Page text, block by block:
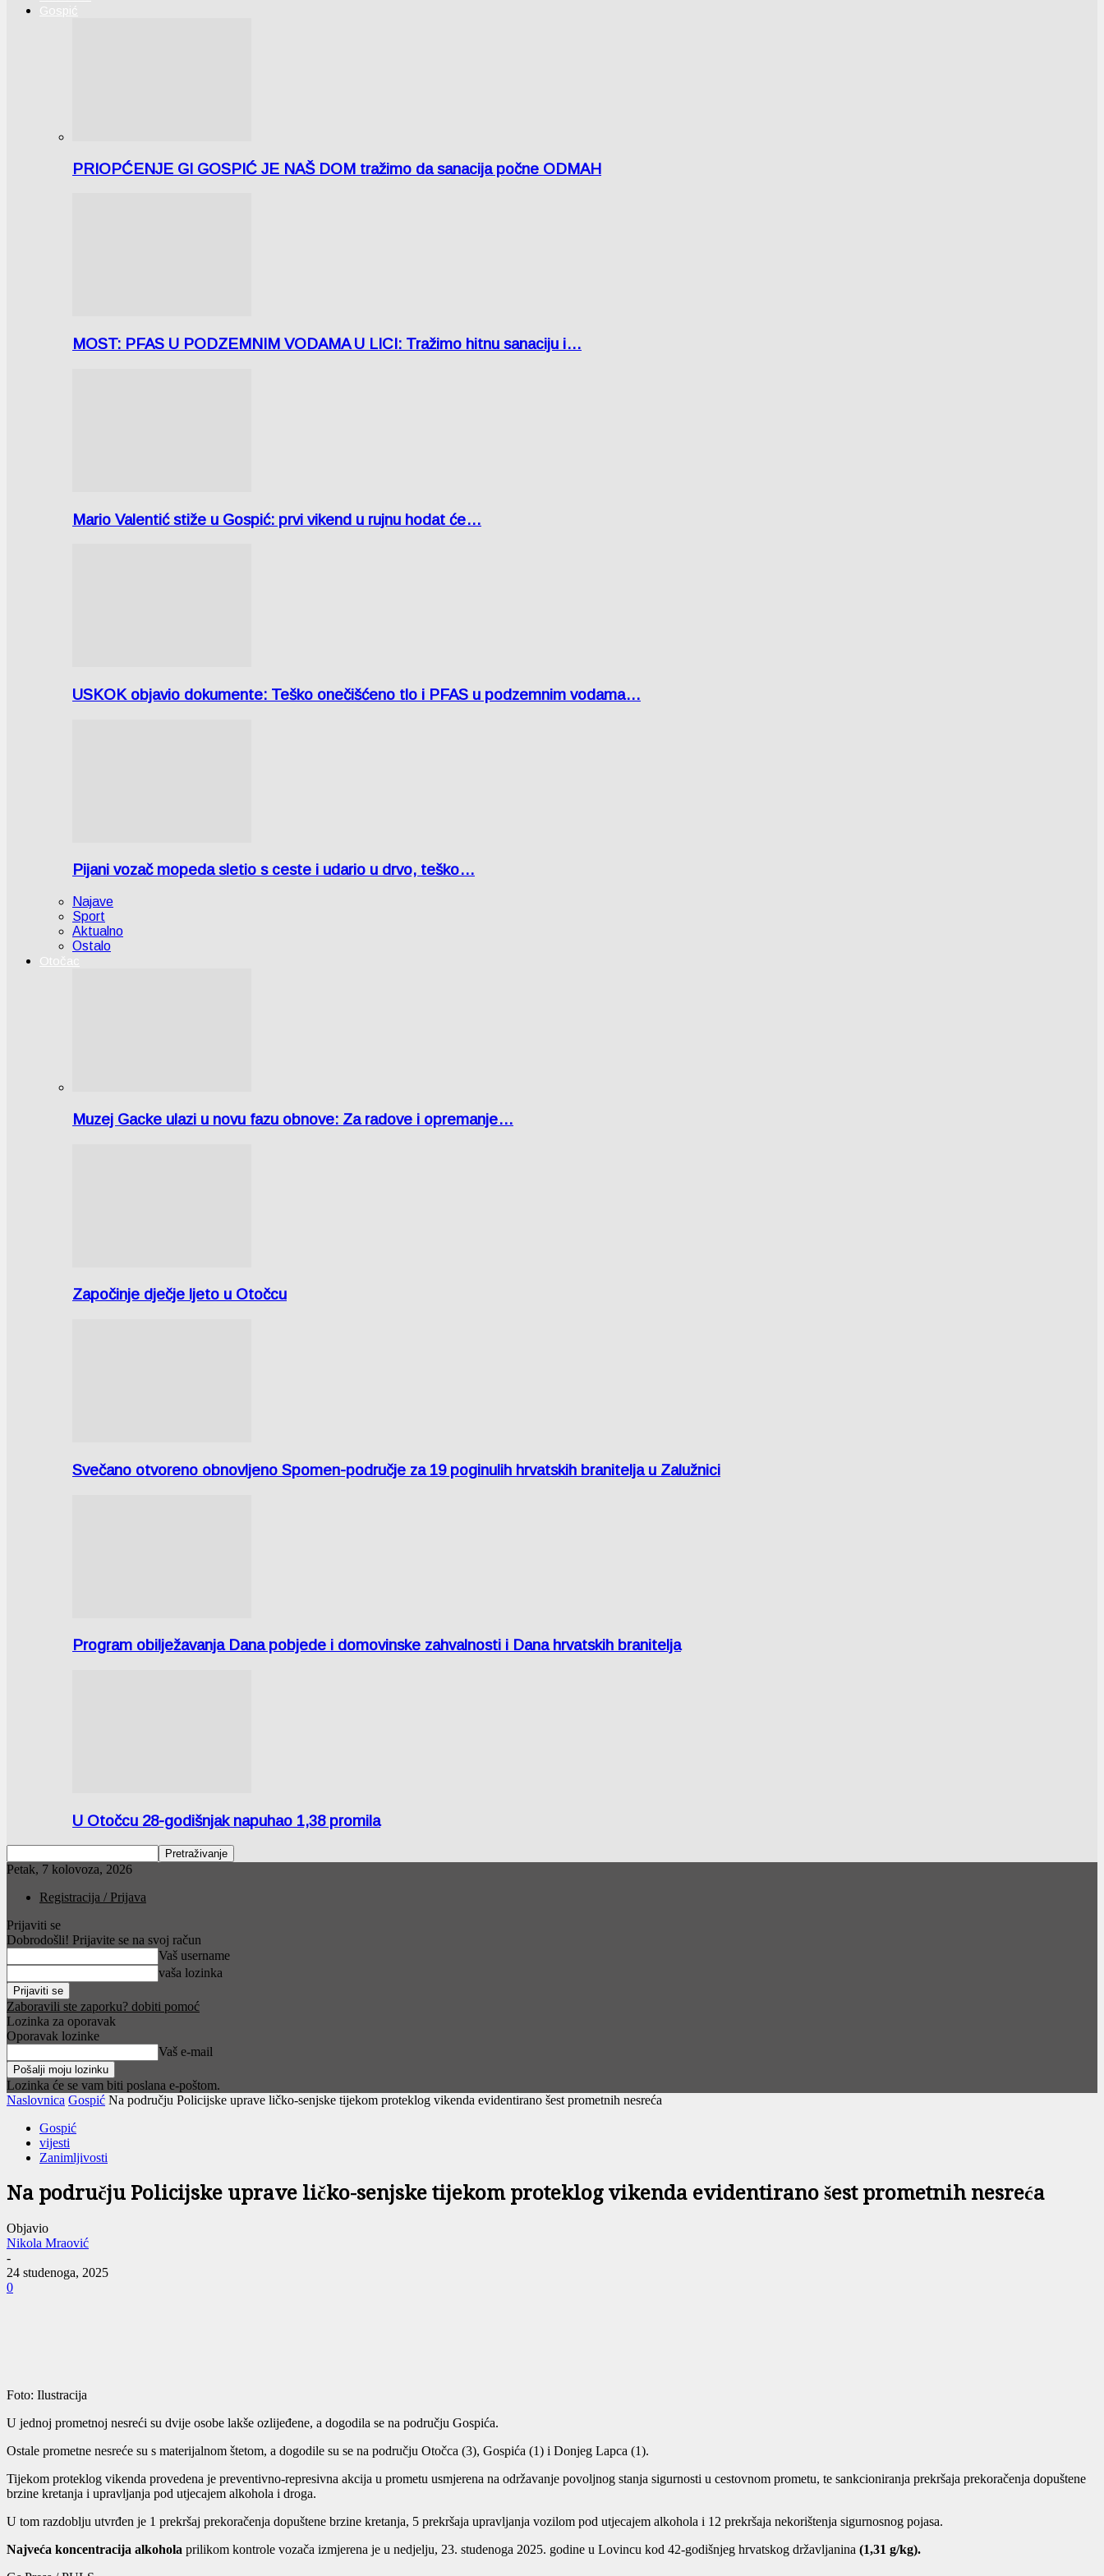
Gospić
PRIOPĆENJE GI GOSPIĆ JE NAŠ DOM tražimo da sanacija počne ODMAH
MOST: PFAS U PODZEMNIM VODAMA U LICI: Tražimo hitnu sanaciju i…
Mario Valentić stiže u Gospić: prvi vikend u rujnu hodat će…
USKOK objavio dokumente: Teško onečišćeno tlo i PFAS u podzemnim vodama…
Pijani vozač mopeda sletio s ceste i udario u drvo, teško…
Najave
Sport
Aktualno
Ostalo
Otočac
Muzej Gacke ulazi u novu fazu obnove: Za radove i opremanje…
Započinje dječje ljeto u Otočcu
Svečano otvoreno obnovljeno Spomen-područje za 19 poginulih hrvatskih branitelja u Zalužnici
Program obilježavanja Dana pobjede i domovinske zahvalnosti i Dana hrvatskih branitelja
U Otočcu 28-godišnjak napuhao 1,38 promila
Petak, 7 kolovoza, 2026
Registracija / Prijava
Prijaviti se
Dobrodošli! Prijavite se na svoj račun
Vaš username
vaša lozinka
Zaboravili ste zaporku? dobiti pomoć
Lozinka za oporavak
Oporavak lozinke
Vaš e-mail
Lozinka će se vam biti poslana e-poštom.
Naslovnica Gospić Na području Policijske uprave ličko-senjske tijekom proteklog vikenda evidentirano šest prometnih nesreća
Gospić
vijesti
Zanimljivosti
Na području Policijske uprave ličko-senjske tijekom proteklog vikenda evidentirano šest prometnih nesreća
Objavio
Nikola Mraović
-
24 studenoga, 2025
0
Foto: Ilustracija
U jednoj prometnoj nesreći su dvije osobe lakše ozlijeđene, a dogodila se na području Gospića.
Ostale prometne nesreće su s materijalnom štetom, a dogodile su se na području Otočca (3), Gospića (1) i Donjeg Lapca (1).
Tijekom proteklog vikenda provedena je preventivno-represivna akcija u prometu usmjerena na održavanje povoljnog stanja sigurnosti u cestovnom prometu, te sankcioniranja prekršaja prekoračenja dopuštene
brzine kretanja i upravljanja pod utjecajem alkohola i droga.
U tom razdoblju utvrđen je 1 prekršaj prekoračenja dopuštene brzine kretanja, 5 prekršaja upravljanja vozilom pod utjecajem alkohola i 12 prekršaja nekorištenja sigurnosnog pojasa.
Najveća koncentracija alkohola prilikom kontrole vozača izmjerena je u nedjelju, 23. studenoga 2025. godine u Lovincu kod 42-godišnjeg hrvatskog državljanina (1,31 g/kg).